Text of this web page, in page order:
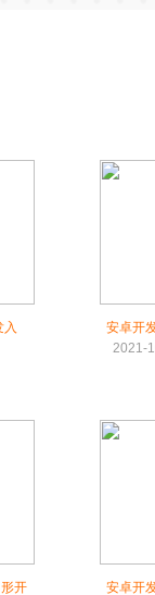
安卓开
2021-
开 安卓开